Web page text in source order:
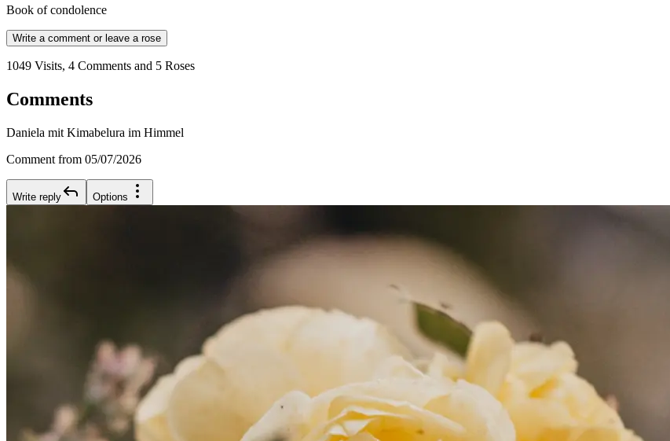
Book of condolence
Write a comment or leave a rose
1049 Visits, 4 Comments and 5 Roses
Comments
Daniela mit Kimabelura im Himmel
Comment from 05/07/2026
Write reply Options